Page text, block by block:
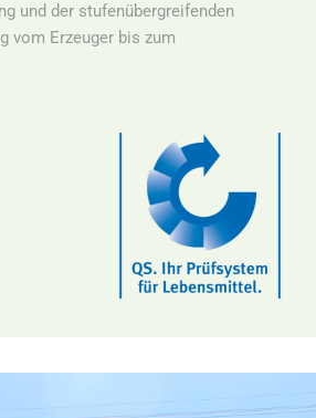
und der stufenübergreifenden
vom Erzeuger bis zum